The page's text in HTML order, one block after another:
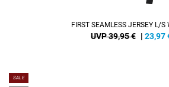
FIRST SEAMLESS JERSEY L/S
UVP 39,95 € | 23,97
SALE